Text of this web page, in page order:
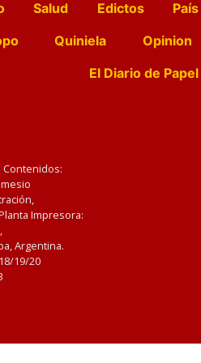
Salud Edictos País
Quiniela Opinion
El Diario de
Impresora:
Argentina.
19/20